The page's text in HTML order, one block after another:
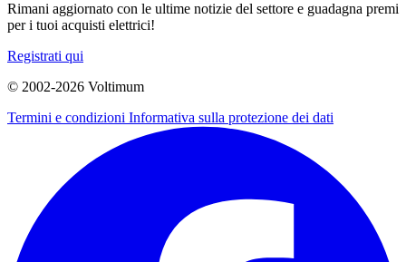
Rimani aggiornato con le ultime notizie del settore e guadagna premi
per i tuoi acquisti elettrici!
Registrati qui
© 2002-2026 Voltimum
Termini e condizioni Informativa sulla protezione dei dati